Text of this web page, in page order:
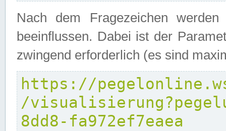
Nach dem Fragezeichen
beeinflussen. Dabei ist der
zwingend erforderlich (es sind
https://
/
8dd8-fa972ef7eaea